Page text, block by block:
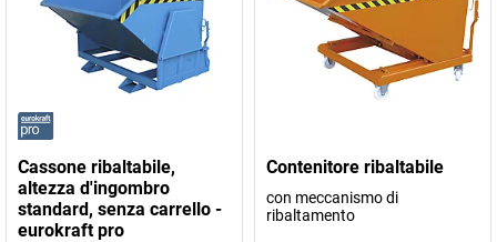
Cassone ribaltabile,
altezza d'ingombro
standard, senza carrello -
eurokraft pro
Contenitore ribaltabile
con meccanismo di
ribaltamento